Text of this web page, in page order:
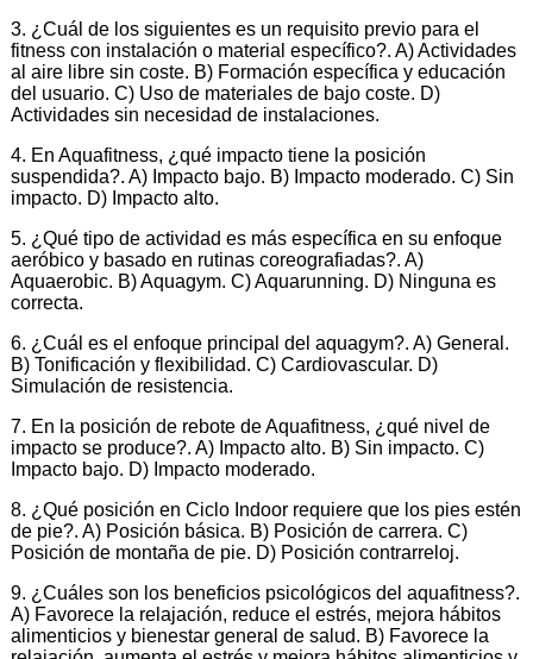
3. ¿Cuál de los siguientes es un requisito previo para el
fitness con instalación o material específico?. A) Actividades
al aire libre sin coste. B) Formación específica y educación
del usuario. C) Uso de materiales de bajo coste. D)
Actividades sin necesidad de instalaciones.
4. En Aquafitness, ¿qué impacto tiene la posición
suspendida?. A) Impacto bajo. B) Impacto moderado. C) Sin
impacto. D) Impacto alto.
5. ¿Qué tipo de actividad es más específica en su enfoque
aeróbico y basado en rutinas coreografiadas?. A)
Aquaerobic. B) Aquagym. C) Aquarunning. D) Ninguna es
correcta.
6. ¿Cuál es el enfoque principal del aquagym?. A) General.
B) Tonificación y flexibilidad. C) Cardiovascular. D)
Simulación de resistencia.
7. En la posición de rebote de Aquafitness, ¿qué nivel de
impacto se produce?. A) Impacto alto. B) Sin impacto. C)
Impacto bajo. D) Impacto moderado.
8. ¿Qué posición en Ciclo Indoor requiere que los pies estén
de pie?. A) Posición básica. B) Posición de carrera. C)
Posición de montaña de pie. D) Posición contrarreloj.
9. ¿Cuáles son los beneficios psicológicos del aquafitness?.
A) Favorece la relajación, reduce el estrés, mejora hábitos
alimenticios y bienestar general de salud. B) Favorece la